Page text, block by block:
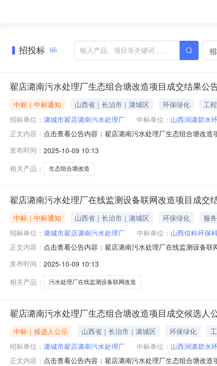
招投标 66
翟店潞南污水处理厂生态组合塘改造项目成交结果公
中标｜中标通知 山西省｜长治市｜潞城区 环保绿化
工程
招标单位： 潞城市翟店潞南污水处理厂 中标单位： 山西润潞碧水
正文内容： 点击查看公告内容：翟店潞南污水处理厂生态组合塘改
交人：山西润潞碧水环保科技股份有限公司成交价：
发布时间： 2025-10-09 10:13
相关产品：
生态组合塘改造
翟店潞南污水处理厂在线监测设备联网改造项目成交
中标｜中标通知 山西省｜长治市｜潞城区 环保绿化
服务
招标单位： 潞城市翟店潞南污水处理厂 中标单位： 山西信科环保
正文内容： 点击查看公告内容：翟店潞南污水处理厂在线监测设备
线监测设备联网改造项目成交人：山西信科环保科技有
发布时间： 2025-10-09 10:13
相关产品：
污水处理厂在线监测设备联网改造
翟店潞南污水处理厂生态组合塘改造项目成交候选人
中标｜候选人公示 山西省｜长治市｜潞城区 环保绿化
招标单位： 潞城市翟店潞南污水处理厂 中标单位： 山西润潞碧水
正文内容： 点击查看公告内容：翟店潞南污水处理厂生态组合塘改